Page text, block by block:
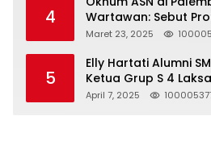
4
Wartawan: Sebut
Seharga 2 Liter
Maret 23, 2025
5
Elly Hartati Alumni
Ketua Grup S 4
Silaturahmi
April 7, 2025